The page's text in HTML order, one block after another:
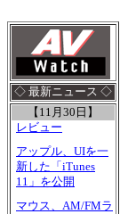
◇ 最新ニュース ◇
【11月30日】
レビュー
アップル、UIを一
新した「iTunes
11」を公開
マウス、AM/FMラ